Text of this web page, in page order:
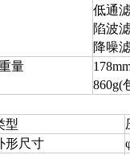
低通
陷波
降噪
量
860g(
型
形尺寸